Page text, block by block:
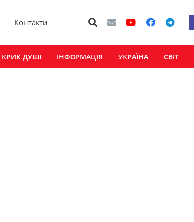
Контакти
КРИК ДУШІ ІНФОРМАЦІЯ УКРАЇНА СВІТ